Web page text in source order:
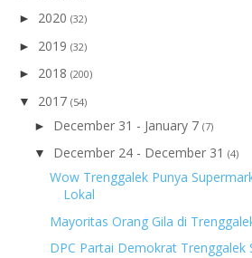
► 2020 (32)
► 2019 (32)
► 2018 (200)
▼ 2017 (54)
► December 31 - January 7 (7)
▼ December 24 - December 31 (4)
Wow Trenggalek Punya
Lokal
Mayoritas Orang Gila di
DPC Partai Demokrat Trenggalek